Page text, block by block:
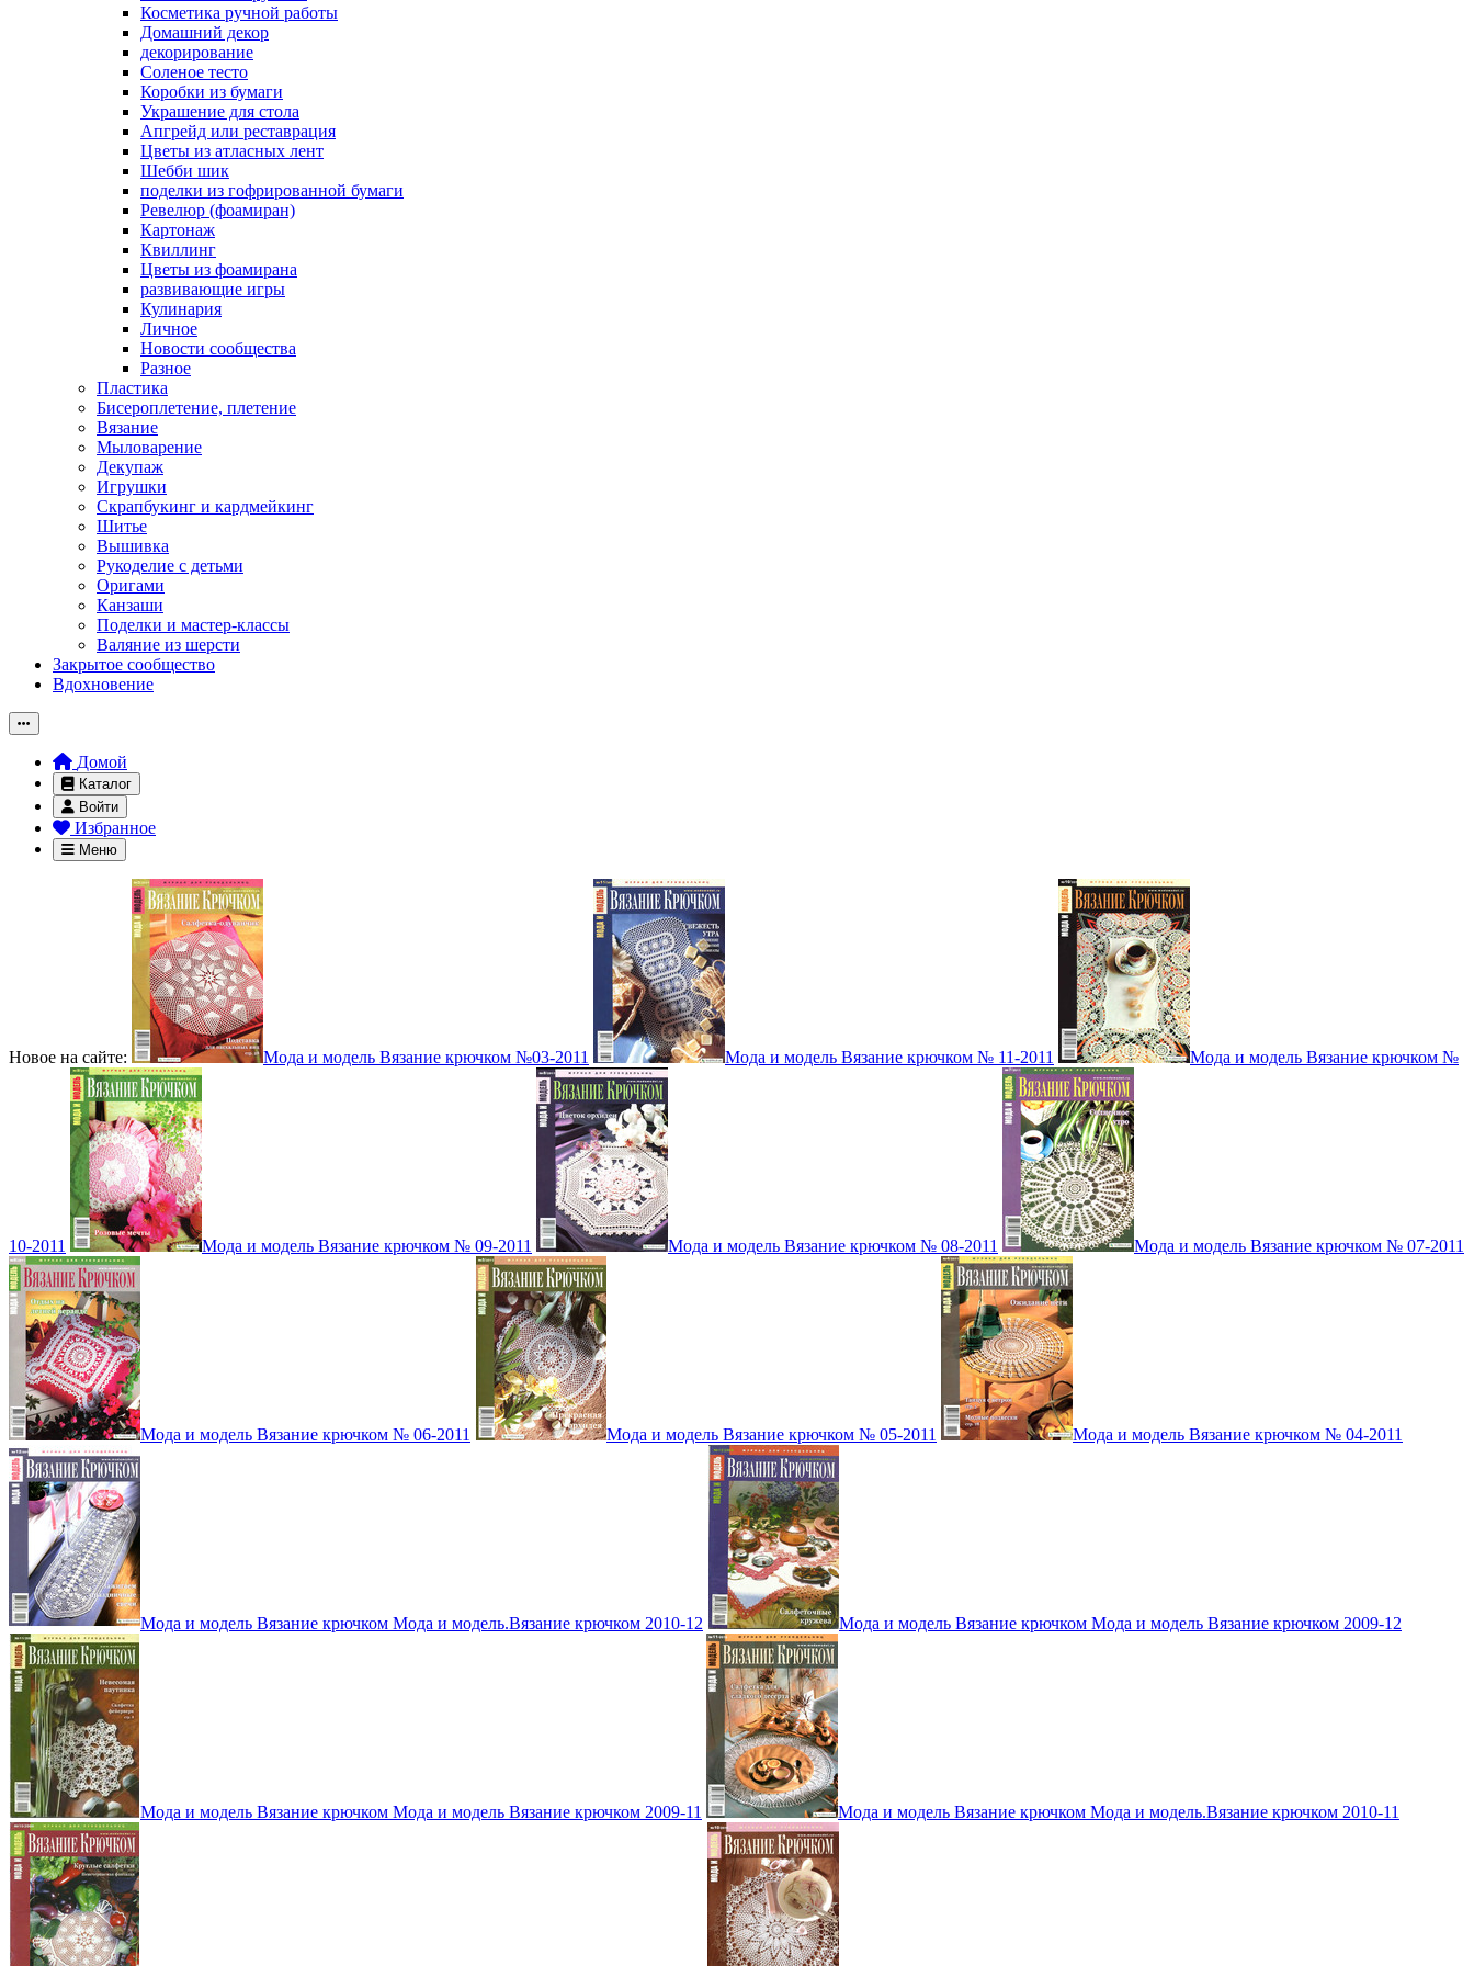
Косметика ручной работы
Домашний декор
декорирование
Соленое тесто
Коробки из бумаги
Украшение для стола
Апгрейд или реставрация
Цветы из атласных лент
Шебби шик
поделки из гофрированной бумаги
Ревелюр (фоамиран)
Картонаж
Квиллинг
Цветы из фоамирана
развивающие игры
Кулинария
Личное
Новости сообщества
Разное
Пластика
Бисероплетение, плетение
Вязание
Мыловарение
Декупаж
Игрушки
Скрапбукинг и кардмейкинг
Шитье
Вышивка
Рукоделие с детьми
Оригами
Канзаши
Поделки и мастер-классы
Валяние из шерсти
Закрытое сообщество
Вдохновение
Домой
Каталог
Войти
Избранное
Меню
Новое на сайте: Мода и модель Вязание крючком №03-2011 Мода и модель Вязание крючком № 11-2011 Мода и модель Вязание крючком №
10-2011 Мода и модель Вязание крючком № 09-2011 Мода и модель Вязание крючком № 08-2011 Мода и модель Вязание крючком № 07-2011
Мода и модель Вязание крючком № 06-2011 Мода и модель Вязание крючком № 05-2011 Мода и модель Вязание крючком № 04-2011
Мода и модель Вязание крючком Мода и модель.Вязание крючком 2010-12 Мода и модель Вязание крючком Мода и модель Вязание крючком 2009-12
Мода и модель Вязание крючком Мода и модель Вязание крючком 2009-11 Мода и модель Вязание крючком Мода и модель.Вязание крючком 2010-11